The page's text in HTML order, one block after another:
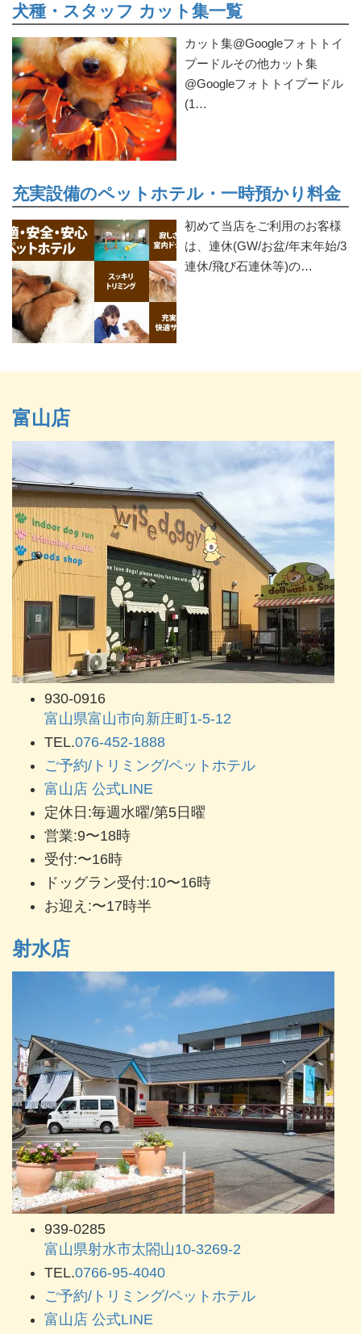
犬種・スタッフ カット集一覧
カット集@Googleフォトトイ
プードルその他カット集
@Googleフォトトイプードル
(1…
充実設備のペットホテル・一時預かり料金
初めて当店をご利用のお客様
は、連休(GW/お盆/年末年始/3
連休/飛び石連休等)の…
富山店
930-0916
富山県富山市向新庄町1-5-12
TEL.076-452-1888
ご予約/トリミング/ペットホテル
富山店 公式LINE
定休日:毎週水曜/第5日曜
営業:9〜18時
受付:〜16時
ドッグラン受付:10〜16時
お迎え:〜17時半
射水店
939-0285
富山県射水市太閤山10-3269-2
TEL.0766-95-4040
ご予約/トリミング/ペットホテル
富山店 公式LINE